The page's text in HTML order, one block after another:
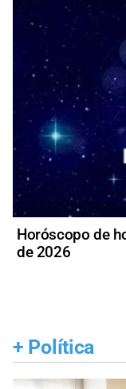
Horóscopo de
de 2026
+ Política